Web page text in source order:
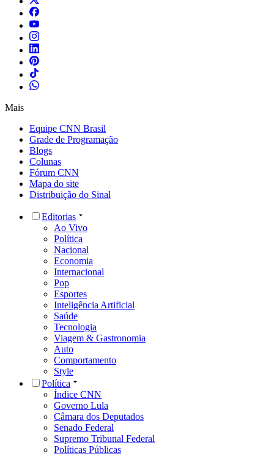
Mais
Equipe CNN Brasil
Grade de Programação
Blogs
Colunas
Fórum CNN
Mapa do site
Distribuição do Sinal
Editorias
Ao Vivo
Política
Nacional
Economia
Internacional
Pop
Esportes
Inteligência Artificial
Saúde
Tecnologia
Viagem & Gastronomia
Auto
Comportamento
Style
Política
Índice CNN
Governo Lula
Câmara dos Deputados
Senado Federal
Supremo Tribunal Federal
Políticas Públicas